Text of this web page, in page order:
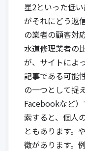
星2といった低
がそれにどう返
の業者の顧客対
水道修理業者の
が、サイトによ
記事である可能
の一つとして捉
Facebookなど
索すると、個人
ともあります。
徴があります。